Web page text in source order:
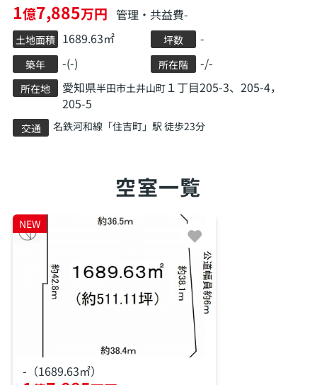
1億7,885万円 管理・共益費-
土地面積 1689.63㎡ 坪数 -
築年 -(-) 所在階 -/-
所在地 愛知県半田市土井山町 １丁目205-3、205-4，
205-5
交通 名鉄河和線 「住吉町」駅 徒歩23分
空室一覧
NEW
-（1689.63㎡）